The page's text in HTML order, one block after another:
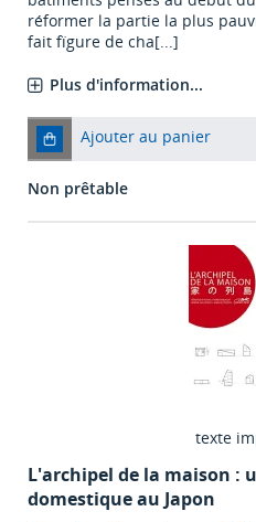
réformer la partie la plus
fait fïgure de cha[...]
Plus d'information...
Ajouter au panier
Non prêtable
texte
L'archipel de la maison :
domestique au Japon